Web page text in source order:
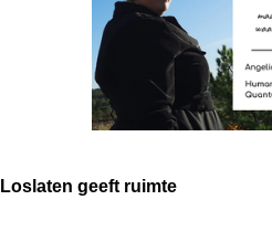
Loslaten geeft ruimte